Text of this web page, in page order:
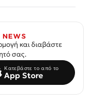
και διαβάστε
σας.
Κατεβάστε το από το
App Store